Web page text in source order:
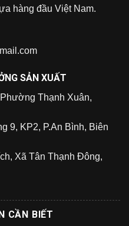
hàng đầu Việt Nam.
SẢN XUẤT
Thạnh Xuân,
9, KP2, P.An Bình, Biên
Xã Tân Thạnh Đông,
CẦN BIẾT